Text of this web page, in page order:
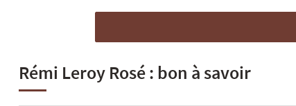
Rémi Leroy Rosé : bon à savoir